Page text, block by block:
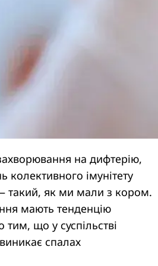
на дифтерію,
імунітету
такий, як ми мали з кором.
мають тенденцію
що у суспільстві
спалах